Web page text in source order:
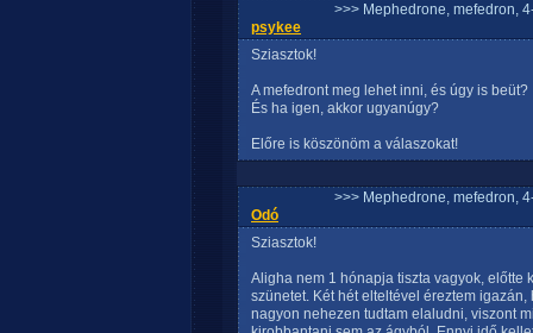
>>> Mephedrone, mefedron,
psykee
Sziasztok!
A mefedront meg lehet inni, és úgy is beüt?
És ha igen, akkor ugyanúgy?
Előre is köszönöm a válaszokat!
>>> Mephedrone, mefedron,
Odó
Sziasztok!
Aligha nem 1 hónapja tiszta vagyok, előtte
szünetet. Két hét elteltével éreztem
nagyon nehezen tudtam elaludni, viszont